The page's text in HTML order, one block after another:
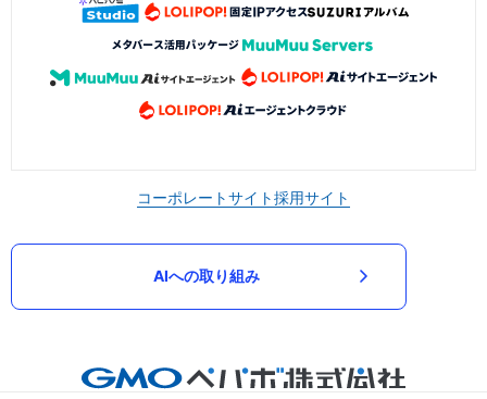
コーポレートサイト採用サイト
AIへの取り組み